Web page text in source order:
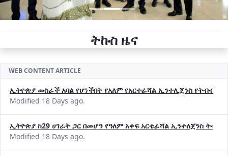
ትኩስ ዜና
WEB CONTENT ARTICLE
ኢትዮጵያ መስራች አባል የሆነችበት የአለም የአርተፊሻል ኢንተሊጀንስ የትብብር
Modified 18 Days ago.
ኢትዮጵያ ከ29 ሀገራት ጋር በመሆን የዓለም አቀፍ አርቴፊሻል ኢንተለጀንስ
Modified 18 Days ago.